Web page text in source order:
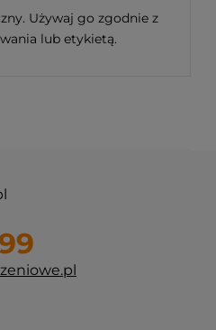
Używaj go zgodnie z
lub etykietą.